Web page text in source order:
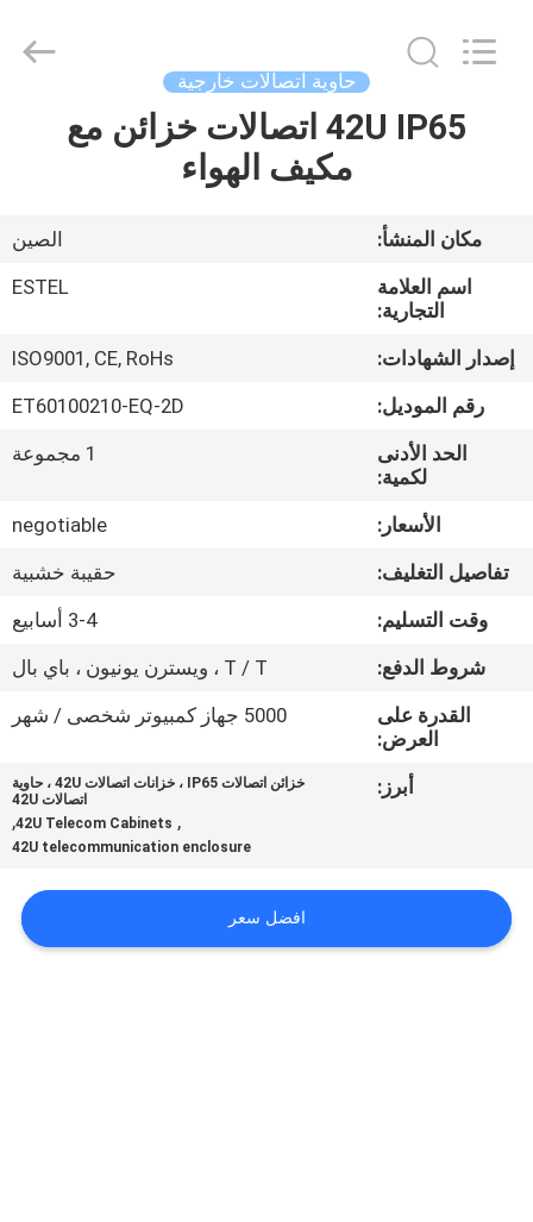
منزل،
منتجات
معلومات
عنا
جولة
المعمل
مراقبة
الجودة
اتصل
اطلب
اقتباس
TECHNOLOGY
حاوية اتصالات خارجية
42U IP65 اتصالات خزائن مع
مكيف الهواء
مكان المنشأ:
الصين
اسم العلامة
التجارية:
ESTEL
إصدار الشهادات:
ISO9001, CE, RoHs
رقم الموديل:
ET60100210-EQ-2D
الحد الأدنى
لكمية:
1 مجموعة
الأسعار:
negotiable
تفاصيل التغليف:
حقيبة خشبية
وقت التسليم:
3-4 أسابيع
شروط الدفع:
T / T ، ويسترن يونيون ، باي بال
القدرة على
العرض:
5000 جهاز كمبيوتر شخصى / شهر
أبرز:
خزائن اتصالات IP65 ، خزانات اتصالات 42U ، حاوية
اتصالات 42U
,
42U Telecom Cabinets
,
42U telecommunication enclosure
افضل سعر